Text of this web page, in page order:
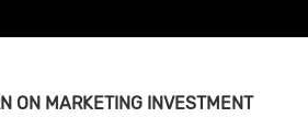
ON MARKETING INVESTMENT